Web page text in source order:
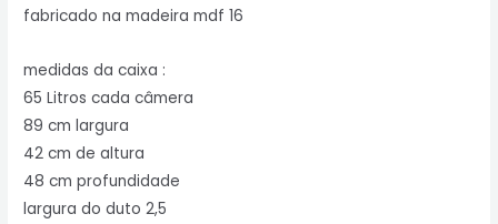
fabricado na madeira mdf 16
medidas da caixa :
65 Litros cada câmera
89 cm largura
42 cm de altura
48 cm profundidade
largura do duto 2,5